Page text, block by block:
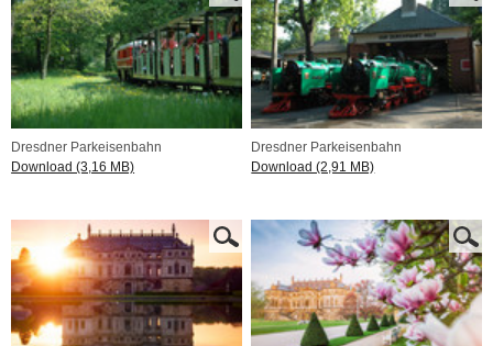
Dresdner Parkeisenbahn
Download (3,16 MB)
Dresdner Parkeisenbahn
Download (2,91 MB)